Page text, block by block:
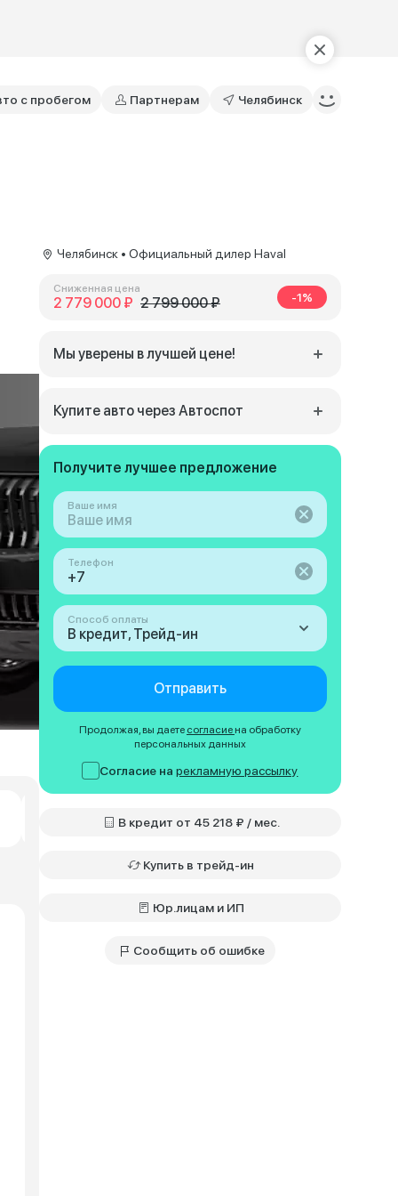
с пробегом Партнерам Челябинск
Бензин • Полный
Челябинск • Официальный дилер Haval
Сниженная цена
2 779 000 ₽ 2 799 000 ₽ -1%
Мы уверены в лучшей цене!
Купите авто через Автоспот
Получите лучшее предложение
Ваше имя
Телефон
Способ оплаты
В кредит, Трейд-ин
Отправить
Продолжая, вы даете согласие на обработку
персональных данных
Согласие нарекламную рассылку
В кредит от 45 218 ₽ / мес.
Купить в трейд-ин
Юр.лицам и ИП
Сообщить об ошибке